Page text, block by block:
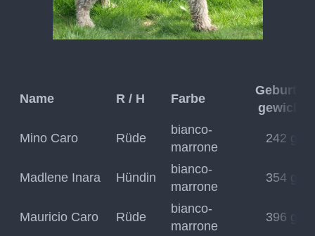
Name R / H Farbe
Geburts-
gewicht
Mino Caro Rüde
bianco-
marrone
242 g
Madlene Inara Hündin
bianco-
marrone
354 g
Mauricio Caro Rüde
bianco-
marrone
396 g